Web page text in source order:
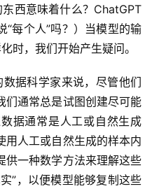
注册
西意味着什么？ChatGPT
“每个人”吗？）当模型的输
时，我们开始产生疑问。
据科学家来说，尽管他们
们通常总是试图创建尽可能
据通常是人工或自然生成
用人工或自然生成的样本内
供一种数学方法来理解这些
”，以便模型能够复制这些